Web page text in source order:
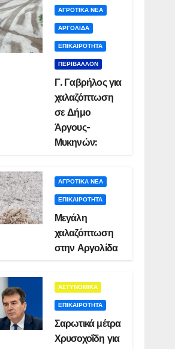
ΑΓΡΟΤΙΚΑ ΝΕΑ
ΑΡΓΟΛΙΔΑ
ΕΠΙΚΑΙΡΟΤΗΤΑ
ΠΕΡΙΒΑΛΛΟΝ
Γ. Γαβρήλος για
χαλαζόπτωση
σε Δήμο
Άργους-
Μυκηνών:
ΑΓΡΟΤΙΚΑ ΝΕΑ
ΕΠΙΚΑΙΡΟΤΗΤΑ
Μεγάλη
χαλαζόπτωση
στην Αργολίδα
ΑΣΤΥΝΟΜΙΚΑ
ΕΠΙΚΑΙΡΟΤΗΤΑ
Σαρωτικά μέτρα
Χρυσοχοΐδη για